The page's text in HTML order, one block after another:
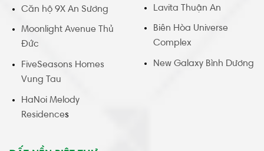
Căn hộ 9X An Sương
Moonlight Avenue Thủ
Đức
FiveSeasons Homes
Vung Tau
HaNoi Melody
Residences
Lavita Thuận An
Biên Hòa Universe
Complex
New Galaxy Bình Dương